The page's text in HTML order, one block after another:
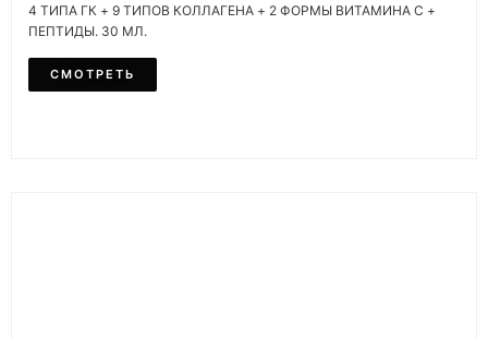
4 ТИПА ГК + 9 ТИПОВ КОЛЛАГЕНА + 2 ФОРМЫ ВИТАМИНА C +
ПЕПТИДЫ. 30 МЛ.
СМОТРЕТЬ